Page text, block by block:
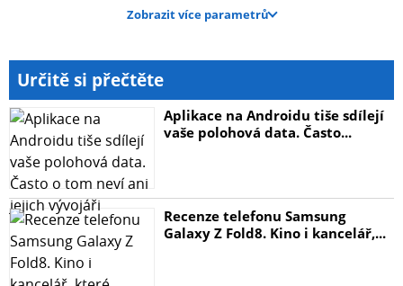
Zobrazit více parametrů
Určitě si přečtěte
Aplikace na Androidu tiše sdílejí
vaše polohová data. Často...
Recenze telefonu Samsung
Galaxy Z Fold8. Kino i kancelář,...